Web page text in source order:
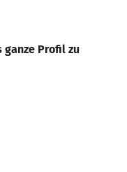
ganze Profil zu